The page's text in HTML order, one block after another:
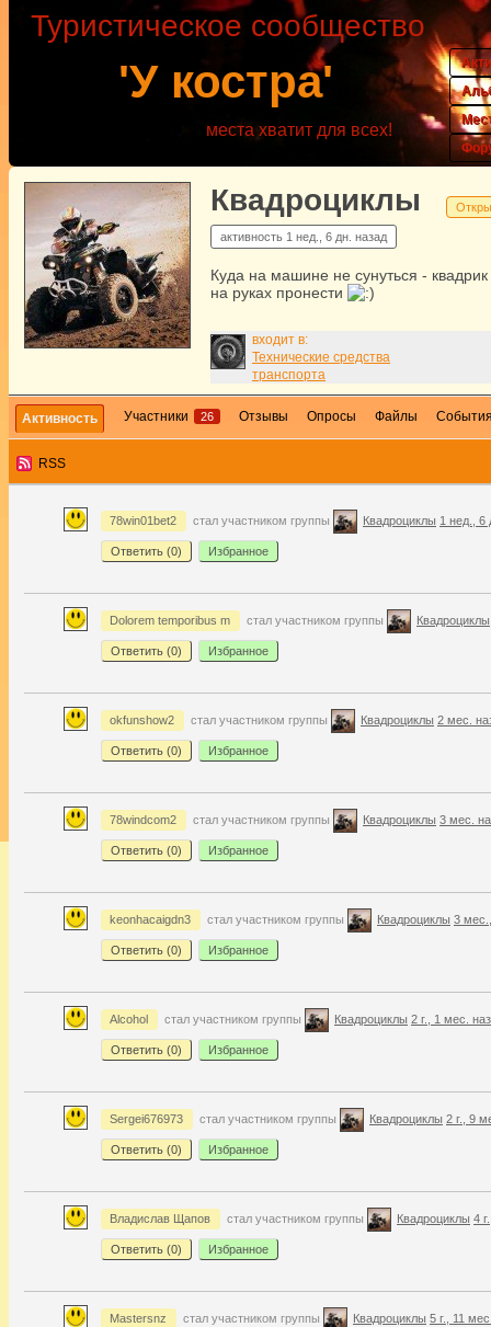
'У костра'
Туристическое сообщество
места хватит для всех!
Квадроциклы
активность 1 нед., 6 дн. назад
Куда на машине не сунуться -
на руках пронести
входит в:
Технические средства
транспорта
Активность Участники 26 Отзывы Опросы Файлы
RSS
78win01bet2 стал участником группы Квадроциклы 1 нед., 6
Ответить (0) Избранное
Dolorem temporibus m стал участником группы Квадроциклы
Ответить (0) Избранное
okfunshow2 стал участником группы Квадроциклы 2 мес.
Ответить (0) Избранное
78windcom2 стал участником группы Квадроциклы 3 мес.
Ответить (0) Избранное
keonhacaigdn3 стал участником группы Квадроциклы 3
Ответить (0) Избранное
Alcohol стал участником группы Квадроциклы 2 г., 1 мес.
Ответить (0) Избранное
Sergei676973 стал участником группы Квадроциклы 2 г., 9
Ответить (0) Избранное
Владислав Щапов стал участником группы Квадроциклы 4
Ответить (0) Избранное
Mastersnz стал участником группы Квадроциклы 5 г., 11